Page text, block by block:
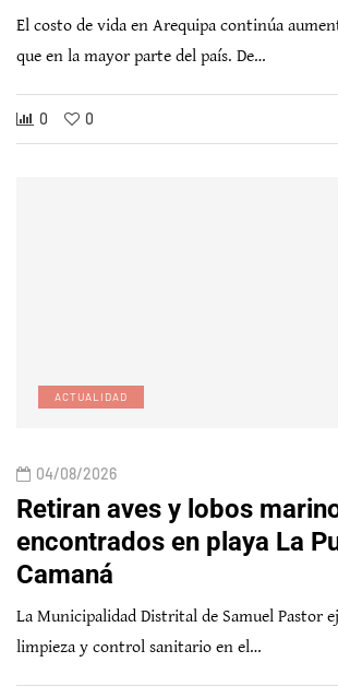
El costo de vida en Arequipa continúa
que en la mayor parte del país. De…
0 0
ACTUALIDAD
04/08/2026
Retiran aves y lobos
encontrados en playa La
Camaná
La Municipalidad Distrital de Samuel Pastor
limpieza y control sanitario en el…